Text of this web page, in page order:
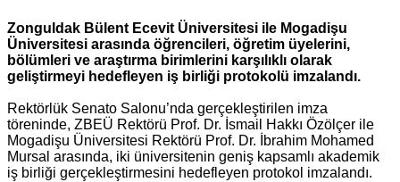
Zonguldak Bülent Ecevit Üniversitesi ile Mogadişu
Üniversitesi arasında öğrencileri, öğretim üyelerini,
bölümleri ve araştırma birimlerini karşılıklı olarak
geliştirmeyi hedefleyen iş birliği protokolü imzalandı.
Rektörlük Senato Salonu’nda gerçekleştirilen imza
töreninde, ZBEÜ Rektörü Prof. Dr. İsmail Hakkı Özölçer ile
Mogadişu Üniversitesi Rektörü Prof. Dr. İbrahim Mohamed
Mursal arasında, iki üniversitenin geniş kapsamlı akademik
iş birliği gerçekleştirmesini hedefleyen protokol imzalandı.